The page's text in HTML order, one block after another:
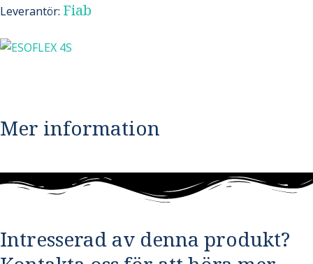
Leverantör: Fiab
Mer information
Intresserad av denna produkt?